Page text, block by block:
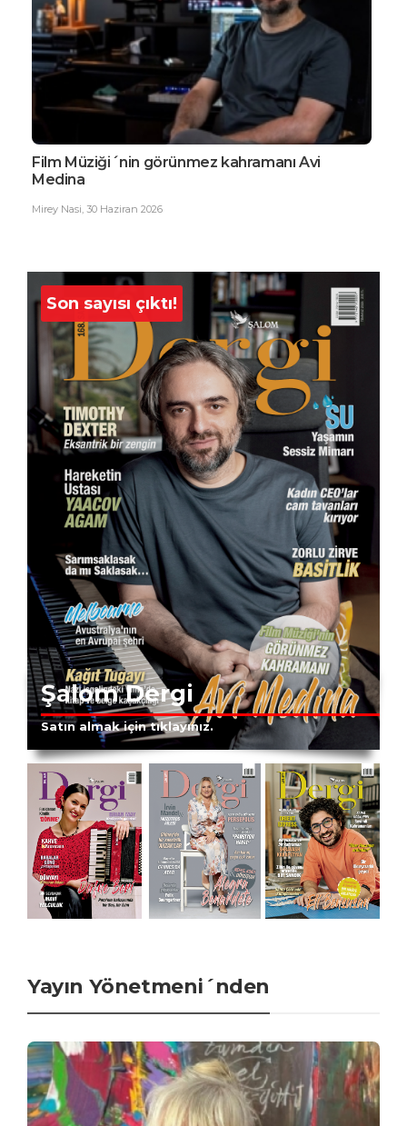
Film Müziği´nin görünmez kahramanı Avi
Medina
Mirey Nasi, 30 Haziran 2026
Son sayısı çıktı!
Şalom Dergi
Satın almak için tıklayınız.
Yayın Yönetmeni´nden